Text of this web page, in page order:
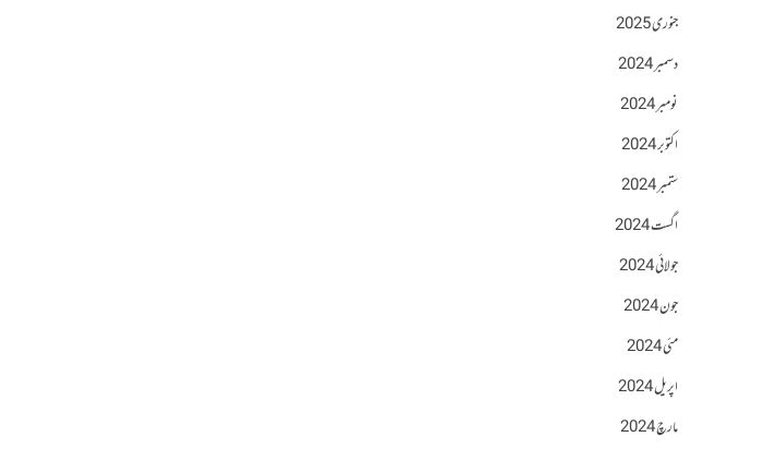
جنوری 2025
دسمبر 2024
نومبر 2024
اکتوبر 2024
ستمبر 2024
اگست 2024
جولائی 2024
جون 2024
مئی 2024
اپریل 2024
مارچ 2024